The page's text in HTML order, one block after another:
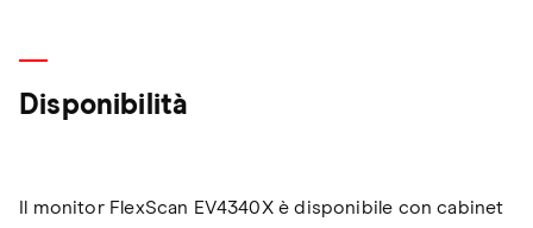
Disponibilità
Il monitor FlexScan EV4340X è disponibile con cabinet